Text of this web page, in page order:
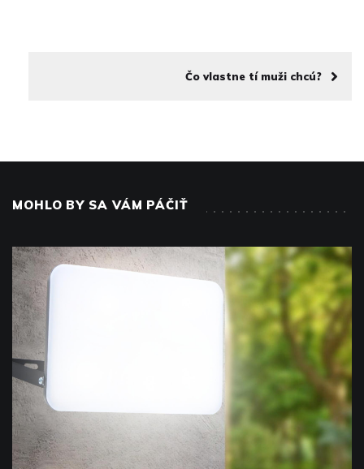
Čo vlastne tí muži chcú?
MOHLO BY SA VÁM PÁČIŤ